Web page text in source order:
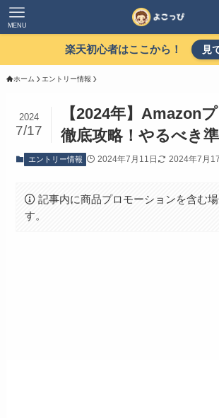
MENU
楽天初心者はここから！ 見
ホーム エントリー情報
【2024年】Amazon
徹底攻略！やるべき
2024
7/17
エントリー情報 2024年7月11日 2024年7月
記事内に商品プロモーションを含む
す。